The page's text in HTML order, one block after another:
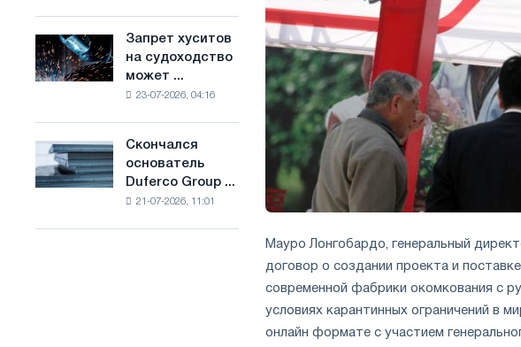
амбициями
по
борьбе
с
конкуренцию
в
Запрет
хуситов
на
импорт
Саудовской
Запрет хуситов
на судоходство
может ...
23-07-2026, 04:16
Скончался
основатель
Duferco
Скончался
основатель
Duferco Group ...
21-07-2026, 11:01
Мауро Лонгобардо, генеральный
договор о создании проекта и
современной фабрики окомкования с
условиях карантинных ограничений в
онлайн формате с участием